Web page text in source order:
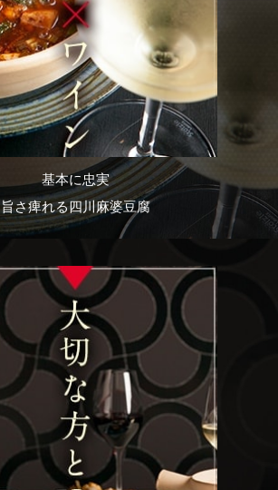
基本に忠実
旨さ痺れる四川麻婆豆腐